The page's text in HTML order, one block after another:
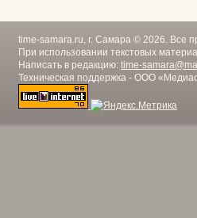
time-samara.ru, г. Самара © 2026. Все
При использовании текстовых
Написать в редакцию: time-
Техническая поддержка - ООО